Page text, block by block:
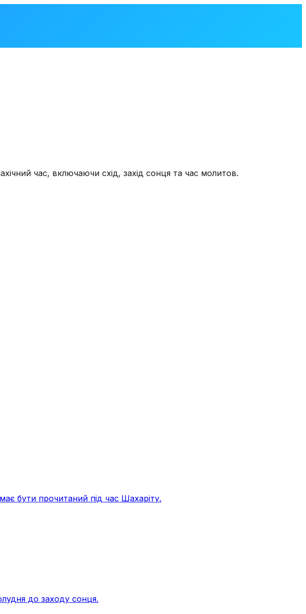
час, включаючи схід, захід сонця та час молитов.
бути прочитаний під час Шахаріту.
до заходу сонця.